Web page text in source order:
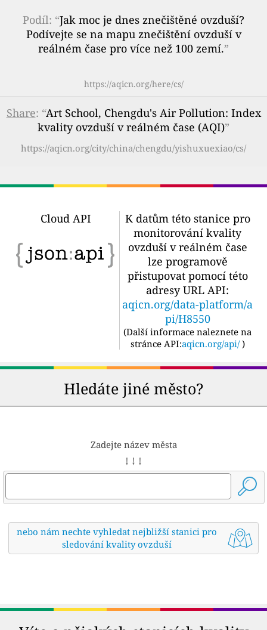
Podíl: “Jak moc je dnes znečištěné ovzduší?
Podívejte se na mapu znečištění ovzduší v
reálném čase pro více než 100 zemí.”
https://aqicn.org/here/cs/
Share: “Art School, Chengdu's Air Pollution: Index
kvality ovzduší v reálném čase (AQI)”
https://aqicn.org/city/china/chengdu/yishuxuexiao/cs/
Cloud API
K datům této stanice pro
monitorování kvality
ovzduší v reálném čase
lze programově
přistupovat pomocí této
adresy URL API:
aqicn.org/data-platform/a
pi/H8550
(Další informace naleznete na
stránce API:aqicn.org/api/ )
Hledáte jiné město?
Zadejte název města
↓ ↓ ↓
nebo nám nechte vyhledat nejbližší stanici pro
sledování kvality ovzduší